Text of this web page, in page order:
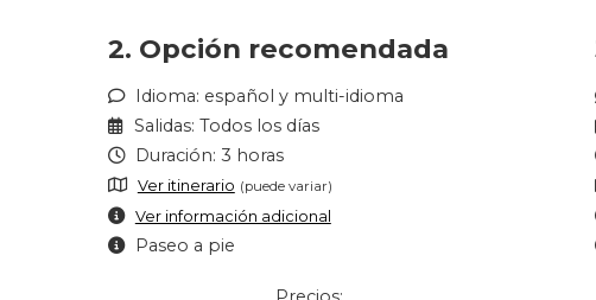
2. Opción recomendada
Idioma: español y multi-idioma
Salidas: Todos los días
Duración: 3 horas
Ver itinerario (puede variar)
Ver información adicional
Paseo a pie